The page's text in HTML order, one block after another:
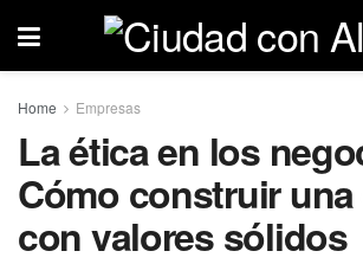
Home Empresas
La ética en los
Cómo construir
con valores sólidos